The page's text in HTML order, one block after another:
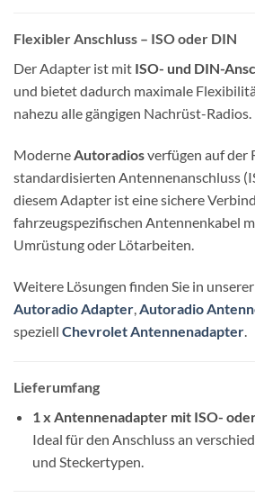
Flexibler Anschluss – ISO oder DIN
Der Adapter ist mit ISO- und DIN-
und bietet dadurch maximale
nahezu alle gängigen Nachrüst-Radios.
ModerneAutoradiosverfügen auf der
standardisierten Antennenanschluss
diesem Adapter ist eine sichere
fahrzeugspezifischen Antennenkabel
Umrüstung oder Lötarbeiten.
Weitere Lösungen finden Sie in
Autoradio Adapter Autoradio
speziell Chevrolet Antennenadapter
Lieferumfang
1 x Antennenadapter mit ISO-
Ideal für den Anschluss an
und Steckertypen.